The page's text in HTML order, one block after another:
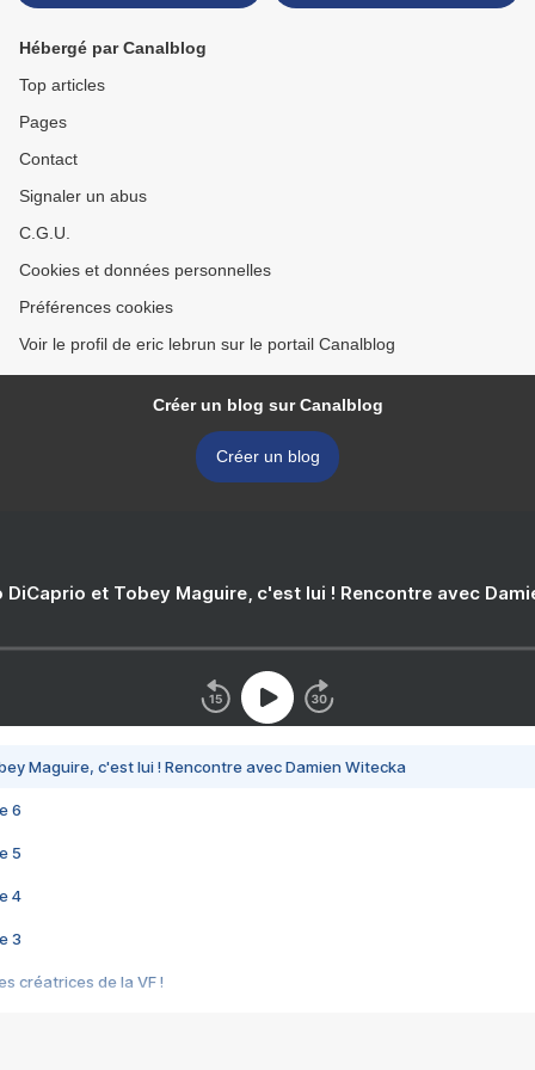
Hébergé par Canalblog
Top articles
Pages
Contact
Signaler un abus
C.G.U.
Cookies et données personnelles
Préférences cookies
Voir le profil de eric lebrun sur le portail Canalblog
Créer un blog sur Canalblog
Créer un blog
DiCaprio et Tobey Maguire, c'est lui ! Rencontre avec
Maguire, c'est lui ! Rencontre avec Damien Witecka
6
5
4
3
créatrices de la VF !